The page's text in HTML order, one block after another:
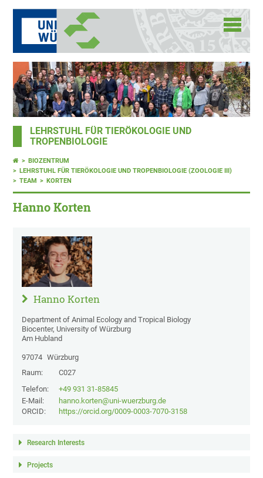
LEHRSTUHL FÜR TIERÖKOLOGIE UND
TROPENBIOLOGIE
BIOZENTRUM
LEHRSTUHL FÜR TIERÖKOLOGIE UND TROPENBIOLOGIE (ZOOLOGIE III)
TEAM
KORTEN
Hanno Korten
Hanno Korten
Department of Animal Ecology and Tropical Biology
Biocenter, University of Würzburg
Am Hubland
97074 Würzburg
Raum:
C027
Telefon:
+49 931 31-85845
E-Mail:
hanno.korten@uni-wuerzburg.de
ORCID:
https://orcid.org/0009-0003-7070-3158
Research Interests
Projects